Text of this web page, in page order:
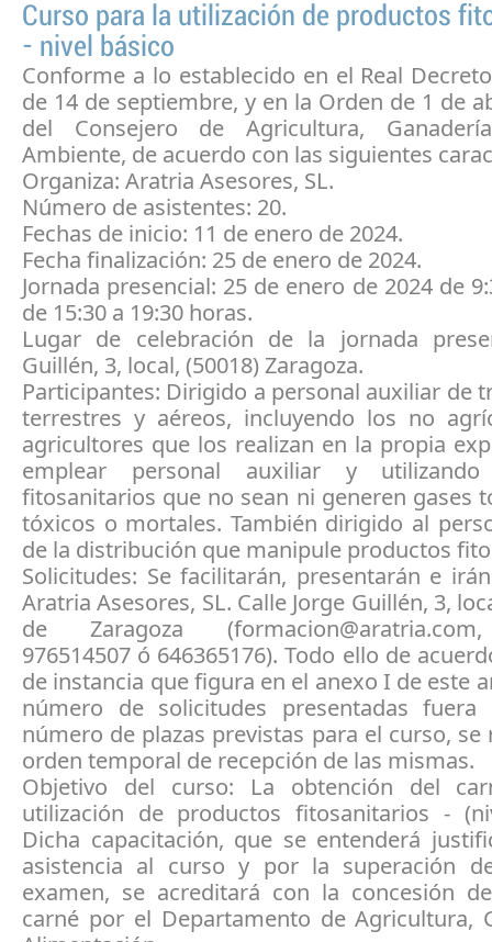
Curso para la utilización de productos
- nivel básico
Conforme a lo establecido en el Real
de 14 de septiembre, y en la Orden de 1 de
del Consejero de Agricultura,
Ambiente, de acuerdo con las siguientes
Organiza: Aratria Asesores, SL.
Número de asistentes: 20.
Fechas de inicio: 11 de enero de 2024.
Fecha finalización: 25 de enero de 2024.
Jornada presencial: 25 de enero de 2024 de
de 15:30 a 19:30 horas.
Lugar de celebración de la jornada
Guillén, 3, local, (50018) Zaragoza.
Participantes: Dirigido a personal auxiliar de
terrestres y aéreos, incluyendo los no
agricultores que los realizan en la propia
emplear personal auxiliar y utilizando
fitosanitarios que no sean ni generen gases
tóxicos o mortales. También dirigido al
de la distribución que manipule productos
Solicitudes: Se facilitarán, presentarán e
Aratria Asesores, SL. Calle Jorge Guillén, 3,
de Zaragoza
976514507 ó 646365176). Todo ello de
de instancia que figura en el anexo I de este
número de solicitudes presentadas fuera
número de plazas previstas para el curso, se
orden temporal de recepción de las mismas.
Objetivo del curso: La obtención del
utilización de productos fitosanitarios -
Dicha capacitación, que se entenderá
asistencia al curso y por la superación
examen, se acreditará con la concesión
carné por el Departamento de Agricultura,